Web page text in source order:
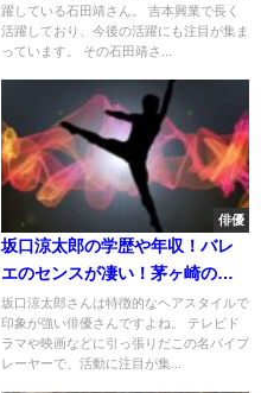
躍している石田靖さん。 吉本興業で長く
活躍しており、今後の活躍にも注目が集ま
っています。 その石田靖さ...
俳優
坂口涼太郎の学歴や年収！バレ
エのセンスが凄い！茅ヶ崎のゆ
かりの地は？
坂口涼太郎さんは特徴的なヘアスタイルで
印象が強い俳優さんですよね。 テレビド
ラマや映画などに引っ張りだこの名バイプ
レーヤーで、活動に注目が集...